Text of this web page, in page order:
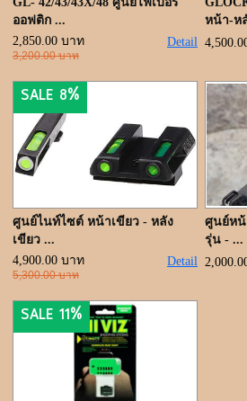
ออฟติก ...
2,850.00 บาท
3,200.00 บาท
Detail
หน้า-ห
SALE 8%
ศูนย์ไนท์ไซต์ หน้าเขียว - หลัง
เขียว ...
4,900.00 บาท
5,300.00 บาท
Detail
ศูนย์หน้
รุ่น - ...
SALE 11%